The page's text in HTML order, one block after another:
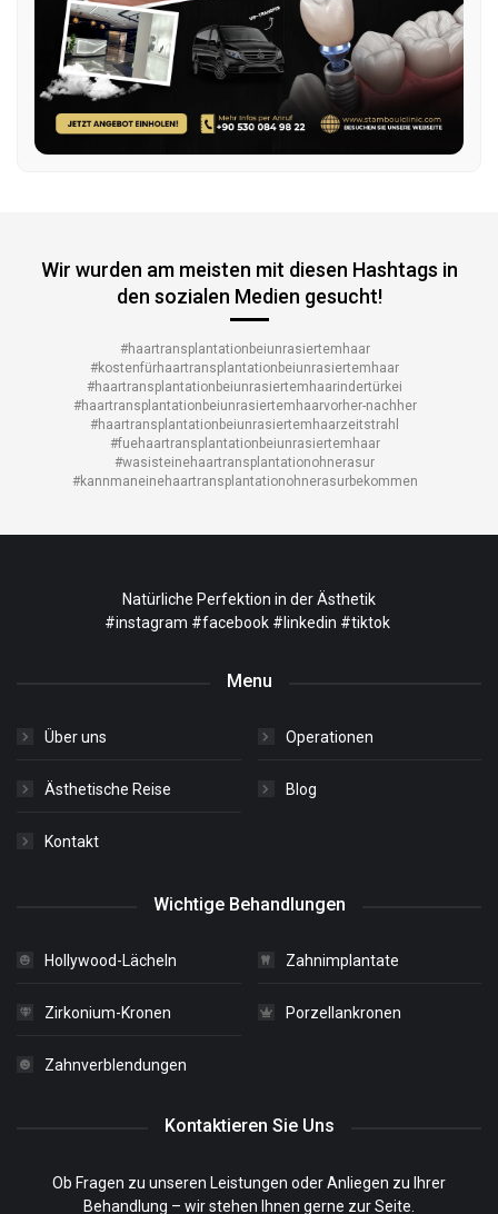
Wir wurden am meisten mit diesen Hashtags in
den sozialen Medien gesucht!
#haartransplantationbeiunrasiertemhaar
#kostenfürhaartransplantationbeiunrasiertemhaar
#haartransplantationbeiunrasiertemhaarindertürkei
#haartransplantationbeiunrasiertemhaarvorher-nachher
#haartransplantationbeiunrasiertemhaarzeitstrahl
#fuehaartransplantationbeiunrasiertemhaar
#wasisteinehaartransplantationohnerasur
#kannmaneinehaartransplantationohnerasurbekommen
Natürliche Perfektion in der Ästhetik
#instagram #facebook #linkedin #tiktok
Menu
Über uns Operationen
Ästhetische Reise Blog
Kontakt
Wichtige Behandlungen
Hollywood-Lächeln Zahnimplantate
Zirkonium-Kronen Porzellankronen
Zahnverblendungen
Kontaktieren Sie Uns
Ob Fragen zu unseren Leistungen oder Anliegen zu Ihrer
Behandlung – wir stehen Ihnen gerne zur Seite.